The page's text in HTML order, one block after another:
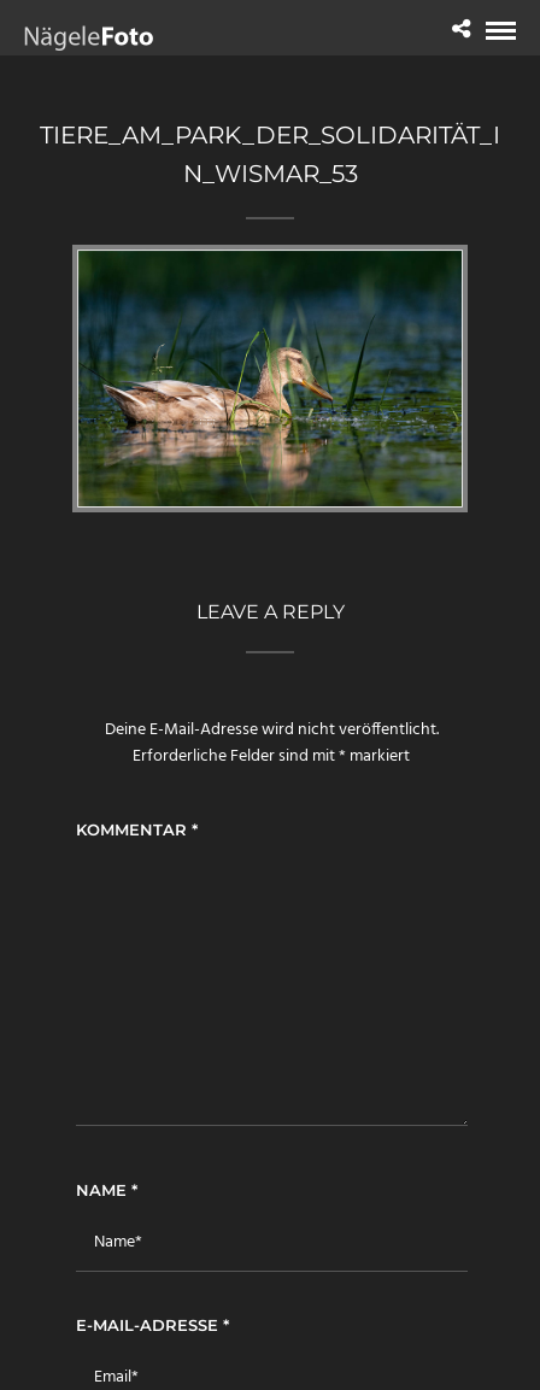
TIERE_AM_PARK_DER_SOLIDARITÄT_I
N_WISMAR_53
LEAVE A REPLY
Deine E-Mail-Adresse wird nicht veröffentlicht.
Erforderliche Felder sind mit*markiert
KOMMENTAR *
NAME *
E-MAIL-ADRESSE *